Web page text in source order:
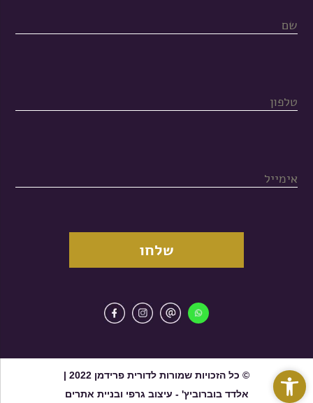
פתח סרגל נגישות© כל הזכויות שמורות לדורית פרידמן 2022 |
אלדד בוברוביץ' - עיצוב גרפי ובניית אתרים